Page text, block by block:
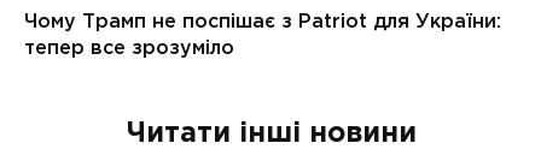
Читати інші новини